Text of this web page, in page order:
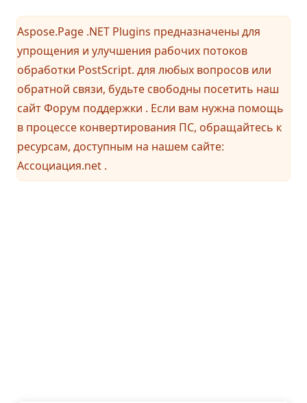
Aspose.Page .NET Plugins предназначены для
упрощения и улучшения рабочих потоков
обработки PostScript. для любых вопросов или
обратной связи, будьте свободны посетить наш
сайтФорум поддержки . Если вам нужна помощь
в процессе конвертирования ПС, обращайтесь к
ресурсам, доступным на нашем сайте:
Ассоциация.net .